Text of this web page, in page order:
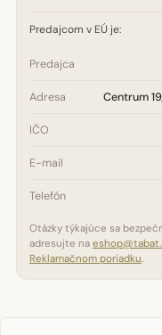
Predajcom v EÚ je:
Predajca
Adresa Centrum
IČO
E-mail
Telefón
Otázky týkajúce sa
adresujte na
Reklamačnom poriadku.